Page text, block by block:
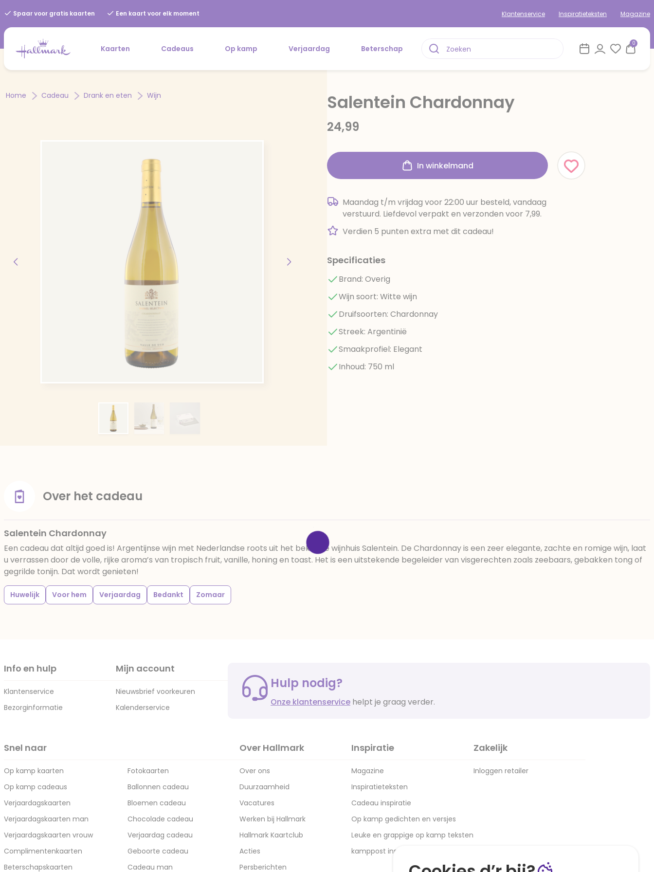
Spaar voor gratis kaarten Een kaart voor elk moment Klantenservice Inspiratieteksten Magazine
Kaarten Cadeaus Op kamp Verjaardag Beterschap
0
Home Cadeau Drank en eten Wijn Salentein Chardonnay
24,99
In winkelmand
Maandag t/m vrijdag voor 22:00 uur besteld, vandaag
verstuurd. Liefdevol verpakt en verzonden voor 7,99.
Verdien 5 punten extra met dit cadeau!
Specificaties
Brand: Overig
Wijn soort: Witte wijn
Druifsoorten: Chardonnay
Streek: Argentinië
Smaakprofiel: Elegant
Inhoud: 750 ml
Over het cadeau
Salentein Chardonnay
Een cadeau dat altijd goed is! Argentijnse wijn met Nederlandse roots uit het bekende wijnhuis Salentein. De Chardonnay is een zeer elegante, zachte en romige wijn, laat
u verrassen door de volle, rijke aroma’s van tropisch fruit, vanille, honing en toast. Het is een uitstekende begeleider van visgerechten zoals zeebaars, gebakken tong of
gegrilde tonijn. Dat wordt genieten!
Huwelijk Voor hem Verjaardag Bedankt Zomaar
Info en hulp
Klantenservice
Bezorginformatie
Mijn account
Nieuwsbrief voorkeuren
Kalenderservice
Hulp nodig?
Onze klantenservice helpt je graag verder.
Snel naar
Op kamp kaarten
Op kamp cadeaus
Verjaardagskaarten
Verjaardagskaarten man
Verjaardagskaarten vrouw
Complimentenkaarten
Beterschapskaarten
Fotokaarten
Ballonnen cadeau
Bloemen cadeau
Chocolade cadeau
Verjaardag cadeau
Geboorte cadeau
Cadeau man
Over Hallmark
Over ons
Duurzaamheid
Vacatures
Werken bij Hallmark
Hallmark Kaartclub
Acties
Persberichten
Inspiratie
Magazine
Inspiratieteksten
Cadeau inspiratie
Op kamp gedichten en versjes
Leuke en grappige op kamp teksten
kamppost inspiratie
Zakelijk
Inloggen retailer